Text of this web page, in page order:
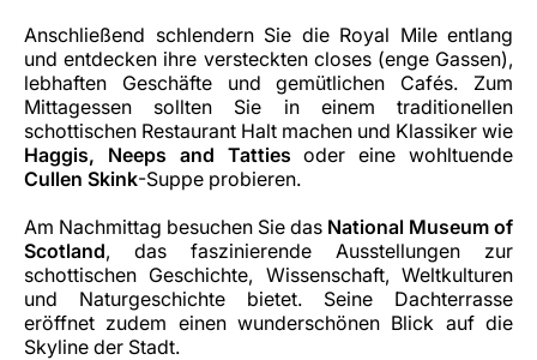
Anschließend schlendern Sie die Royal Mile entlang
und entdecken ihre versteckten closes(enge Gassen),
lebhaften Geschäfte und gemütlichen Cafés. Zum
Mittagessen sollten Sie in einem traditionellen
schottischen Restaurant Halt machen und Klassiker wie
Haggis, Neeps and Tatties oder eine wohltuende
Cullen Skink-Suppe probieren.
Am Nachmittag besuchen Sie das National Museum of
Scotland, das faszinierende Ausstellungen zur
schottischen Geschichte, Wissenschaft, Weltkulturen
und Naturgeschichte bietet. Seine Dachterrasse
eröffnet zudem einen wunderschönen Blick auf die
Skyline der Stadt.